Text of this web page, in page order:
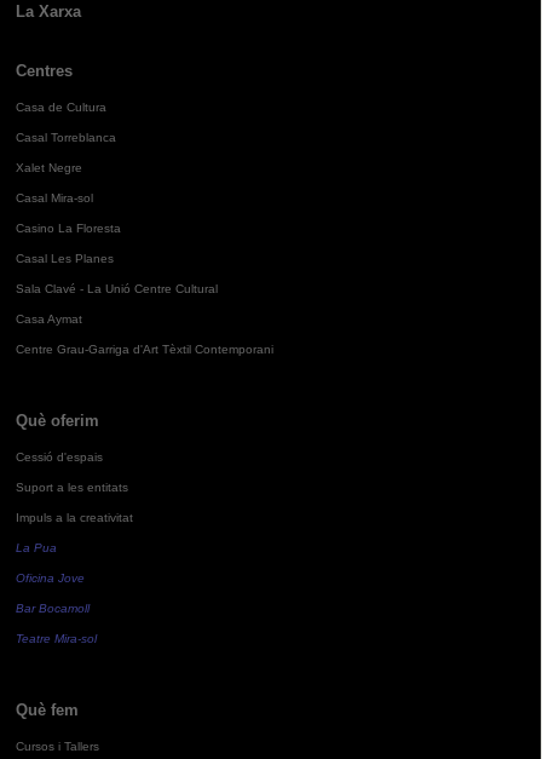
La Xarxa
Centres
Casa de Cultura
Casal Torreblanca
Xalet Negre
Casal Mira-sol
Casino La Floresta
Casal Les Planes
Sala Clavé - La Unió Centre Cultural
Casa Aymat
Centre Grau-Garriga d'Art Tèxtil Contemporani
Què oferim
Cessió d'espais
Suport a les entitats
Impuls a la creativitat
La Pua
Oficina Jove
Bar Bocamoll
Teatre Mira-sol
Què fem
Cursos i Tallers